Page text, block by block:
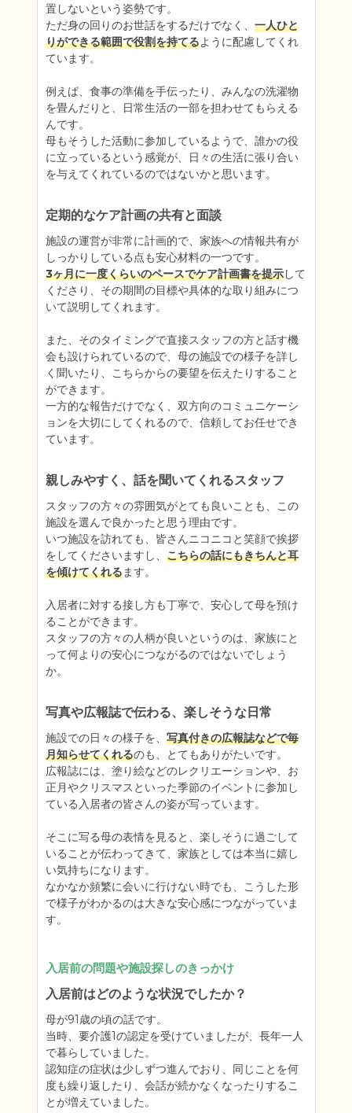
置しないという姿勢です。
ただ身の回りのお世話をするだけでなく、 一人ひと
りができる範囲で役割を持てるように配慮してくれ
ています。
例えば、食事の準備を手伝ったり、みんなの洗濯物
を畳んだりと、日常生活の一部を担わせてもらえる
んです。
母もそうした活動に参加しているようで、誰かの役
に立っているという感覚が、日々の生活に張り合い
を与えてくれているのではないかと思います。
定期的なケア計画の共有と面談
施設の運営が非常に計画的で、家族への情報共有が
3ヶ月に一度くらいのペースでケア計画書を提示して
くださり、その期間の目標や具体的な取り組みにつ
いて説明してくれます。
また、そのタイミングで直接スタッフの方と話す機
会も設けられているので、母の施設での様子を詳し
く聞いたり、こちらからの要望を伝えたりすること
ができます。
一方的な報告だけでなく、双方向のコミュニケーシ
ョンを大切にしてくれるので、信頼してお任せでき
ています。
親しみやすく、話を聞いてくれるスタッフ
スタッフの方々の雰囲気がとても良いことも、この
施設を選んで良かったと思う理由です。
いつ施設を訪れても、皆さんニコニコと笑顔で挨拶
をしてくださいますし、 こちらの話にもきちんと耳
を傾けてくれるます。
入居者に対する接し方も丁寧で、安心して母を預け
ることができます。
スタッフの方々の人柄が良いというのは、家族にと
って何よりの安心につながるのではないでしょう
か。
写真や広報誌で伝わる、楽しそうな日常
施設での日々の様子を、 写真付きの広報誌などで毎
月知らせてくれるのも、とてもありがたいです。
広報誌には、塗り絵などのレクリエーションや、お
正月やクリスマスといった季節のイベントに参加し
ている入居者の皆さんの姿が写っています。
そこに写る母の表情を見ると、楽しそうに過ごして
いることが伝わってきて、家族としては本当に嬉し
い気持ちになります。
なかなか頻繁に会いに行けない時でも、こうした形
で様子がわかるのは大きな安心感につながっていま
す。
入居前の問題や施設探しのきっかけ
入居前はどのような状況でしたか？
母が91歳の頃の話です。
当時、要介護1の認定を受けていましたが、長年一人
で暮らしていました。
認知症の症状は少しずつ進んでおり、同じことを何
度も繰り返したり、会話が続かなくなったりするこ
とが増えていました。